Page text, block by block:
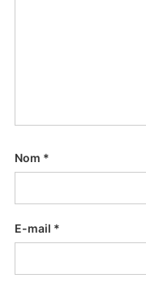
Nom *
E-mail *